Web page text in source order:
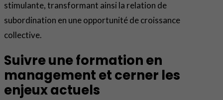
stimulante, transformant ainsi la relation de
subordination en une opportunité de croissance
collective.
Suivre une formation en
management et cerner les
enjeux actuels